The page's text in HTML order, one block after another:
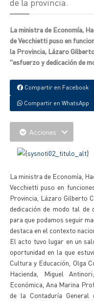
La ministra de Economía,
de Vecchietti puso en
la Provincia, Lázaro
"esfuerzo y dedicación de
Compartir en Facebook
Compartir en WhatsApp
Acciones
La ministra de Economía,
Vecchietti puso en
Provincia, Lázaro Gilberto
dedicación de modo tal de
para que podamos seguir
destaca en el contexto
El acto tuvo lugar en un
oportunidad en la que
Cultura y Educación, Olga
Hacienda, Miguel
Económica, Ana Marina
de la Contaduría General